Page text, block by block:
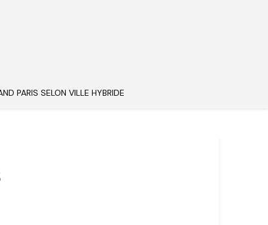
PARIS SELON VILLE HYBRIDE